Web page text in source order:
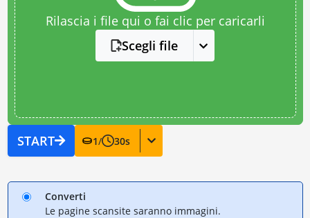
Rilascia i file qui o fai clic per caricarli
Scegli file
START 1/ 30s
Converti
Le pagine scansite saranno immagini.